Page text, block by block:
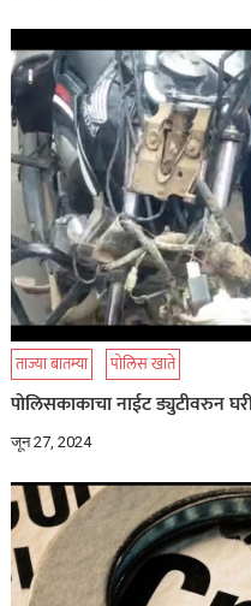
ताज्या बातम्या पोलिस खाते
पोलिसकाकाचा नाईट ड्युटीवरुन
जून 27, 2024